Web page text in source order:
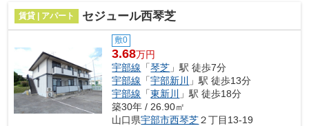
賃貸 | アパート セジュール西琴芝
敷0
3.68万円
宇部線 「琴芝 」駅 徒歩7分
宇部線 「宇部新川
」駅 徒歩13分
宇部線 「東新川
」駅 徒歩18分
築30年 / 26.90㎡
山口県宇部市西琴芝２丁目13-19